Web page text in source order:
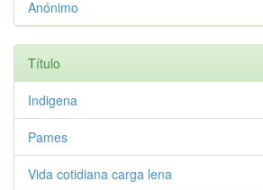
Anónimo
Título
Indigena
Pames
Vida cotidiana carga lena